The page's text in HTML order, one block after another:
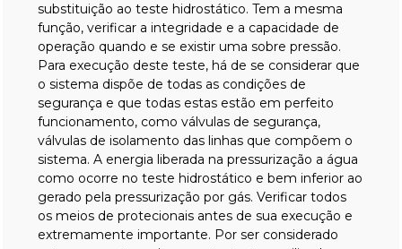
substituição ao teste hidrostático. Tem a mesma
função, verificar a integridade e a capacidade de
operação quando e se existir uma sobre pressão.
Para execução deste teste, há de se considerar que
o sistema dispõe de todas as condições de
segurança e que todas estas estão em perfeito
funcionamento, como válvulas de segurança,
válvulas de isolamento das linhas que compõem o
sistema. A energia liberada na pressurização a água
como ocorre no teste hidrostático e bem inferior ao
gerado pela pressurização por gás. Verificar todos
os meios de protecionais antes de sua execução e
extremamente importante. Por ser considerado